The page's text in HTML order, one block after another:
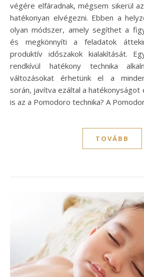
végére elfáradnak, mégsem sikerül
hatékonyan elvégezni. Ebben a
olyan módszer, amely segíthet a
és megkönnyíti a feladatok
produktív időszakok kialakítását.
rendkívül hatékony technika
változásokat érhetünk el a
során, javítva ezáltal a hatékonyságot
is az a Pomodoro technika? A
TOVÁBB